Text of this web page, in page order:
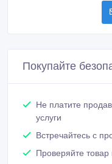
Покупайте
Не платите
услуги
Встречайтесь с
Проверяйте товар